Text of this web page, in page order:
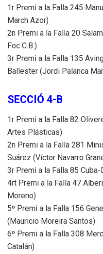
1r Premi a la Falla 245
March Azor)
2n Premi a la Falla 20
Foc C.B.)
3r Premi a la Falla 135
Ballester (Jordi Palanca
SECCIÓ 4-B
1r Premi a la Falla 82
Artes Plásticas)
2n Premi a la Falla 281
Suárez (Víctor Navarro
3r Premi a la Falla 85
4rt Premi a la Falla 47
Moreno)
5º Premi a la Falla 156
(Mauricio Moreira Santos)
6º Premi a la Falla 308
Catalán)